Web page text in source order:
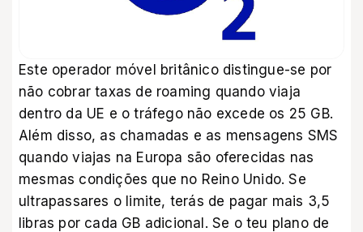
Este operador móvel britânico distingue-se por
não cobrar taxas de roaming quando viaja
dentro da UE e o tráfego não excede os 25 GB.
Além disso, as chamadas e as mensagens SMS
quando viajas na Europa são oferecidas nas
mesmas condições que no Reino Unido. Se
ultrapassares o limite, terás de pagar mais 3,5
libras por cada GB adicional. Se o teu plano de